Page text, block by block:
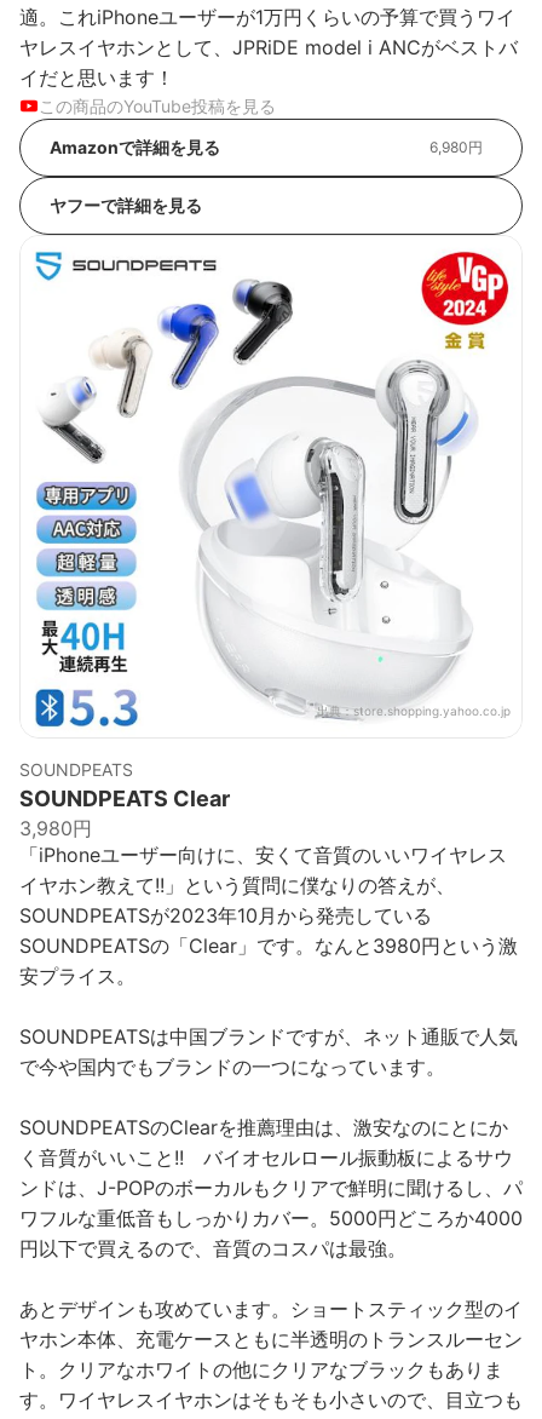
適。これiPhoneユーザーが1万円くらいの予算で買うワイ
ヤレスイヤホンとして、JPRiDE model i ANCがベストバ
イだと思います！
この商品のYouTube投稿を見る
Amazonで詳細を見る 6,980円
ヤフーで詳細を見る
出典：store.shopping.yahoo.co.jp
SOUNDPEATS
SOUNDPEATS Clear
3,980円
「iPhoneユーザー向けに、安くて音質のいいワイヤレス
イヤホン教えて!!」という質問に僕なりの答えが、
SOUNDPEATSが2023年10月から発売している
SOUNDPEATSの「Clear」です。なんと3980円という激
安プライス。
SOUNDPEATSは中国ブランドですが、ネット通販で人気
で今や国内でもブランドの一つになっています。
SOUNDPEATSのClearを推薦理由は、激安なのにとにか
く音質がいいこと!! バイオセルロール振動板によるサウ
ンドは、J-POPのボーカルもクリアで鮮明に聞けるし、パ
ワフルな重低音もしっかりカバー。5000円どころか4000
円以下で買えるので、音質のコスパは最強。
あとデザインも攻めています。ショートスティック型のイ
ヤホン本体、充電ケースともに半透明のトランスルーセン
ト。クリアなホワイトの他にクリアなブラックもありま
す。ワイヤレスイヤホンはそもそも小さいので、目立つも